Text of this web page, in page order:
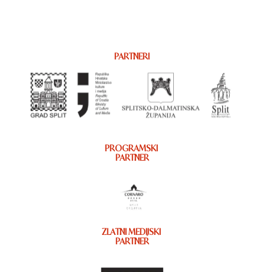
PARTNERI
PROGRAMSKI
PARTNER
ZLATNI MEDIJSKI
PARTNER